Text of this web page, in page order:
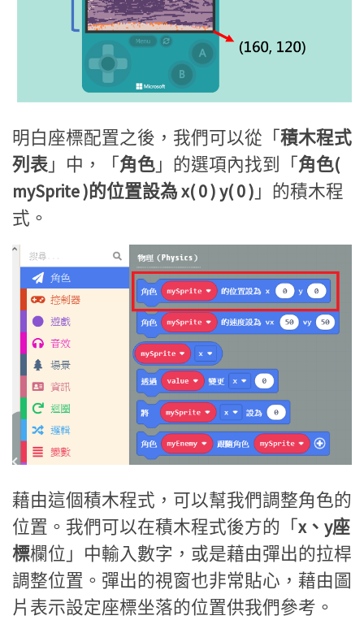
明白座標配置之後，我們可以從「 積木程式
列表 」中，「 角色 」的選項內找到「 角色(
mySprite )的位置設為 x( 0 ) y( 0 ) 」的積木程
式。
藉由這個積木程式，可以幫我們調整角色的
位置。我們可以在積木程式後方的「 x、y座
標欄位」中輸入數字，或是藉由彈出的拉桿
調整位置。彈出的視窗也非常貼心，藉由圖
片表示設定座標坐落的位置供我們參考。